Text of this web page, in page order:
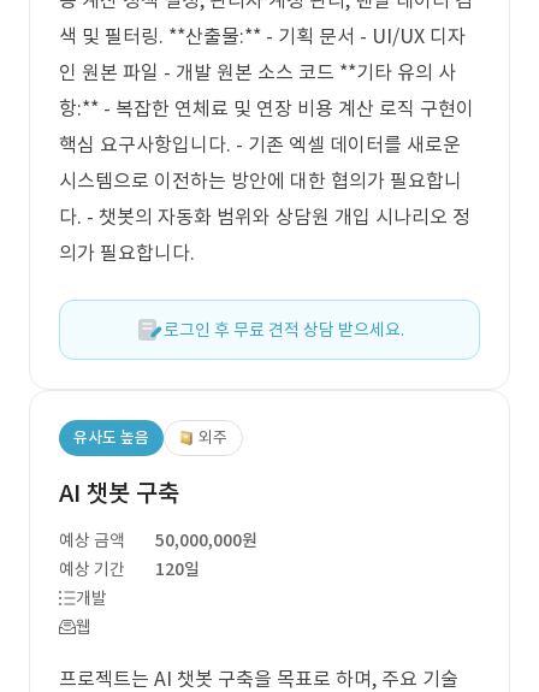
색 및 필터링. **산출물:** - 기획 문서 - UI/UX 디자
인 원본 파일 - 개발 원본 소스 코드 **기타 유의 사
항:** - 복잡한 연체료 및 연장 비용 계산 로직 구현이
핵심 요구사항입니다. - 기존 엑셀 데이터를 새로운
시스템으로 이전하는 방안에 대한 협의가 필요합니
다. - 챗봇의 자동화 범위와 상담원 개입 시나리오 정
의가 필요합니다.
로그인 후 무료 견적 상담 받으세요.
유사도 높음 외주
AI 챗봇 구축
예상 금액
50,000,000원
예상 기간
120일
개발
웹
프로젝트는 AI 챗봇 구축을 목표로 하며, 주요 기술